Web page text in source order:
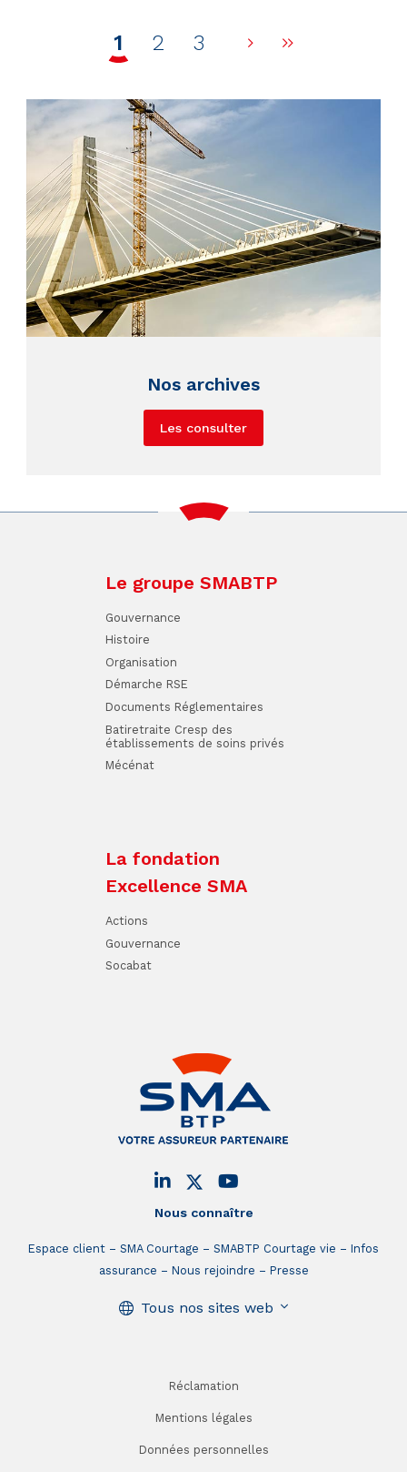
1 2 3
Page suivante
Nos archives
Les consulter
Nous connaître
Espace client SMA Courtage SMABTP Courtage vie
Infos
assurance
Nous rejoindre Presse
Tous nos sites web
Le groupe SMABTP
Gouvernance
Histoire
Organisation
Démarche RSE
Documents Réglementaires
Batiretraite Cresp des
établissements de soins privés
Mécénat
La fondation
Excellence SMA
Actions
Gouvernance
Socabat
Réclamation
Mentions légales
Données personnelles